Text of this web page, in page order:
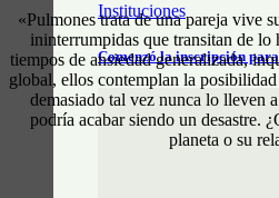
Instituciones
Comenzó la inscripción
«Pulmones trata de una pareja vive
ininterrumpidas que transitan de
tiempos de ansiedad generalizada,
global, ellos contemplan la
demasiado tal vez nunca lo lleven
podría acabar siendo un desastre.
planeta o su